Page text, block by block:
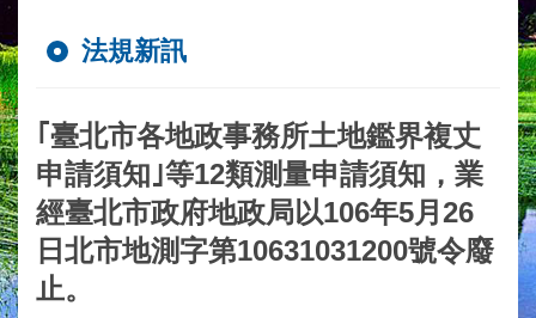
法規新訊
｢臺北市各地政事務所土地鑑界複丈
申請須知｣等12類測量申請須知，業
經臺北市政府地政局以106年5月26
日北市地測字第10631031200號令廢
止。